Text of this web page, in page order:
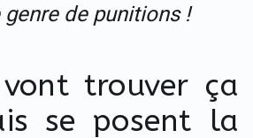
de punitions !
vont trouver ça
se posent la